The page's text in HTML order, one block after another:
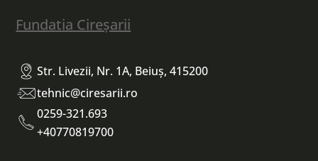
Fundatia Cireșarii
Str. Livezii, Nr. 1A, Beiuș, 415200
tehnic@ciresarii.ro
0259-321.693
+40770819700